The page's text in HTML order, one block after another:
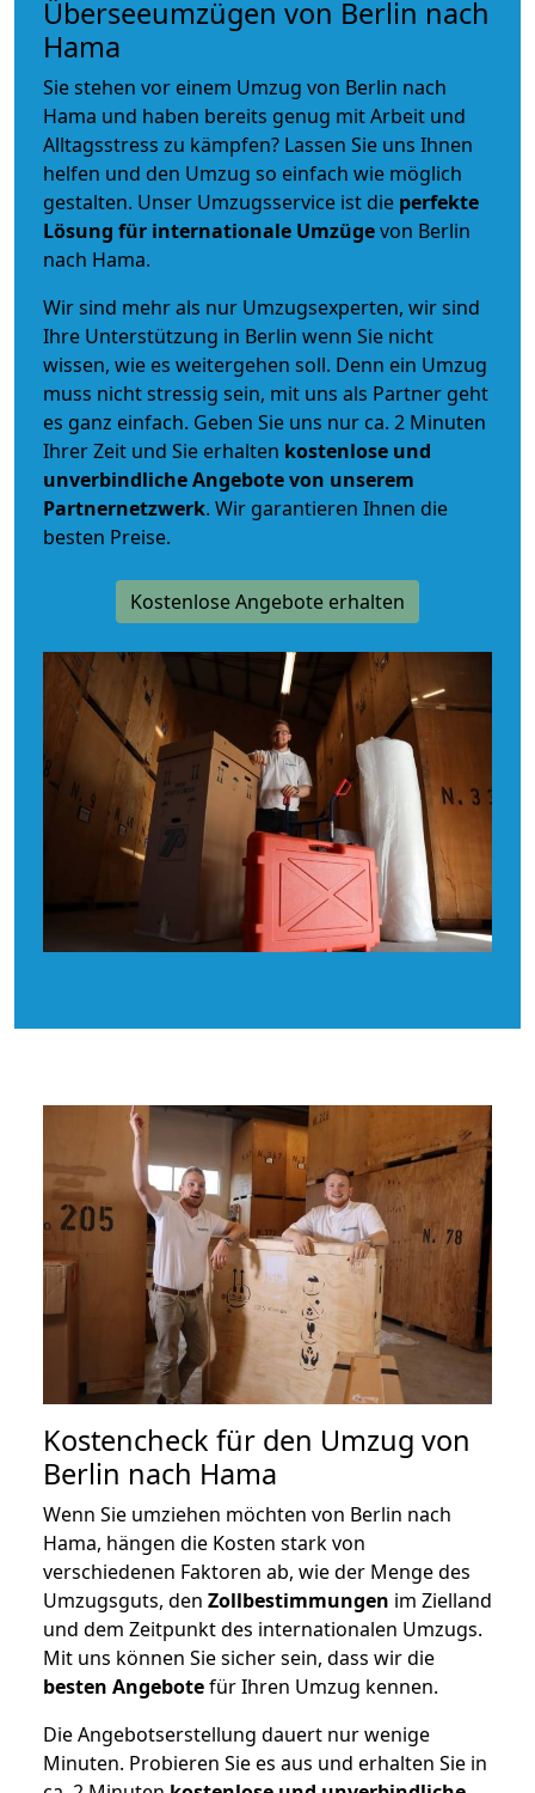
Überseeumzügen von Berlin nach
Hama
Sie stehen vor einem Umzug von Berlin nach
Hama und haben bereits genug mit Arbeit und
Alltagsstress zu kämpfen? Lassen Sie uns Ihnen
helfen und den Umzug so einfach wie möglich
gestalten. Unser Umzugsservice ist die perfekte
Lösung für internationale Umzügevon Berlin
nach Hama.
Wir sind mehr als nur Umzugsexperten, wir sind
Ihre Unterstützung in Berlin wenn Sie nicht
wissen, wie es weitergehen soll. Denn ein Umzug
muss nicht stressig sein, mit uns als Partner geht
es ganz einfach. Geben Sie uns nur ca. 2 Minuten
Ihrer Zeit und Sie erhalten kostenlose und
unverbindlicheAngebote von unserem
Partnernetzwerk. Wir garantieren Ihnen die
besten Preise.
Kostenlose Angebote erhalten
Kostencheck für den Umzug von
Berlin nach Hama
Wenn Sie umziehen möchten von Berlin nach
Hama, hängen die Kosten stark von
verschiedenen Faktoren ab, wie der Menge des
Umzugsguts, den Zollbestimmungen im Zielland
und dem Zeitpunkt des internationalen Umzugs.
Mit uns können Sie sicher sein, dass wir die
besten Angebotefür Ihren Umzug kennen.
Die Angebotserstellung dauert nur wenige
Minuten. Probieren Sie es aus und erhalten Sie in